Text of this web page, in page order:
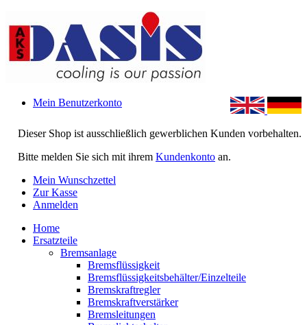
Dieser Shop ist ausschließlich gewerblichen Kunden vorbehalten.
Bitte melden Sie sich mit ihrem Kundenkonto an.
Mein Benutzerkonto
Mein Wunschzettel
Zur Kasse
Anmelden
Home
Ersatzteile
Bremsanlage
Bremsflüssigkeit
Bremsflüssigkeitsbehälter/Einzelteile
Bremskraftregler
Bremskraftverstärker
Bremsleitungen